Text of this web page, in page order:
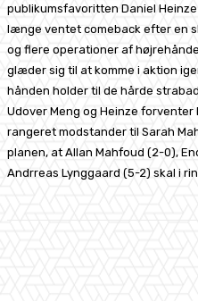
publikumsfavoritten Daniel
længe ventet comeback efter en
og flere operationer af
glæder sig til at komme i aktion
hånden holder til de hårde
Udover Meng og Heinze
rangeret modstander til Sarah
planen, at Allan Mahfoud (2-0),
Andrreas Lynggaard (5-2) skal i